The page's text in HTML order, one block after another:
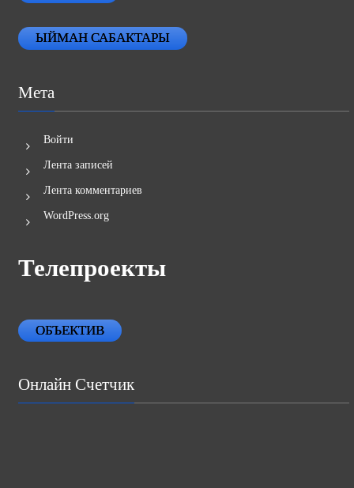
ЫЙМАН САБАКТАРЫ
Мета
Войти
Лента записей
Лента комментариев
WordPress.org
Телепроекты
ОБЪЕКТИВ
Онлайн Счетчик